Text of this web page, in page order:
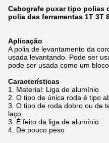
Cabografe puxar tipo polias
polia das ferramentas 1T 3T
Aplicação
A polia de levantamento da
usada levantando. Pode ser
pode ser usada como um bloco.
Características
1. Material: Liga de alumínio
2. O tipo de única roda é tipo
3. O tipo de roda dobro ou de
laço.
3. É feito da liga de alumínio
4. De pouco peso